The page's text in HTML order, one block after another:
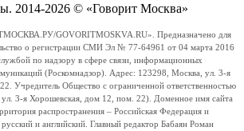
2014-2026 © «Говорит Москва»
GOVORITMOSKVA.RU». Предназначено для
о регистрации СМИ Эл № 77-64961 от 04 марта 2016
по надзору в сфере связи, информационных
(Роскомнадзор). Адрес: 123298, Москва, ул. 3-я
Учредитель Общество с ограниченной ответственностью
3-я Хорошевская, дом 12, пом. 22). Доменное имя сайта
распространения – Российская Федерация и
и английский. Главный редактор Бабаян Роман